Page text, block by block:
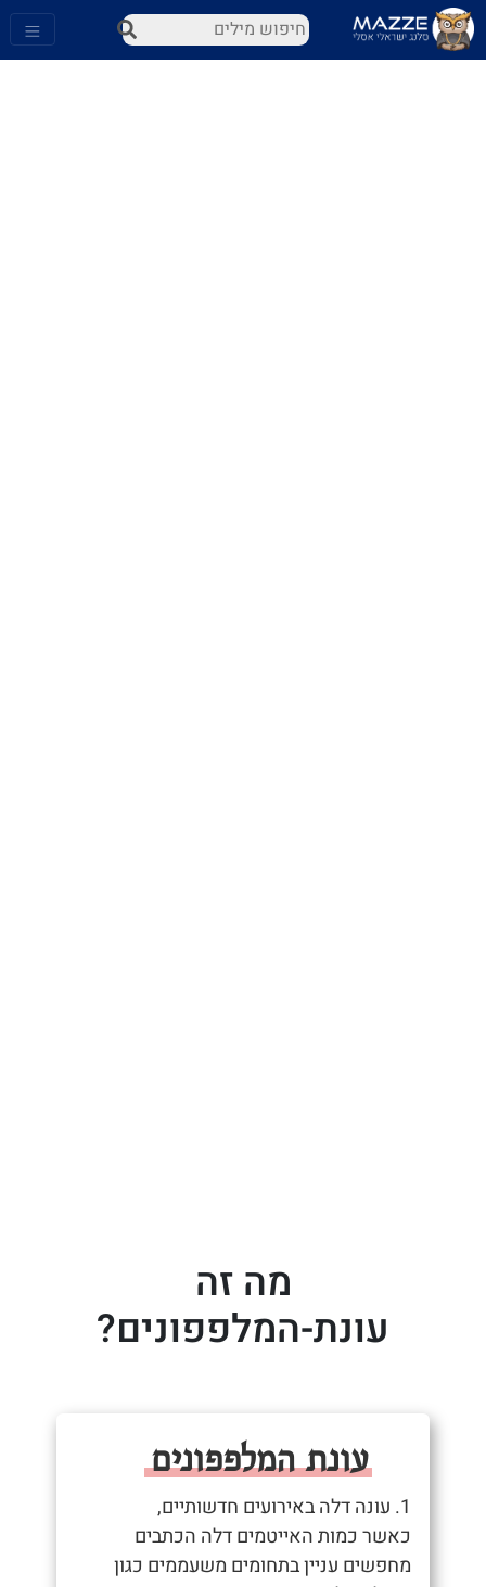
מה זה
עונת-המלפפונים?
עונת המלפפונים
1. עונה דלה באירועים חדשותיים,
כאשר כמות האייטמים דלה הכתבים
מחפשים עניין בתחומים משעממים כגון